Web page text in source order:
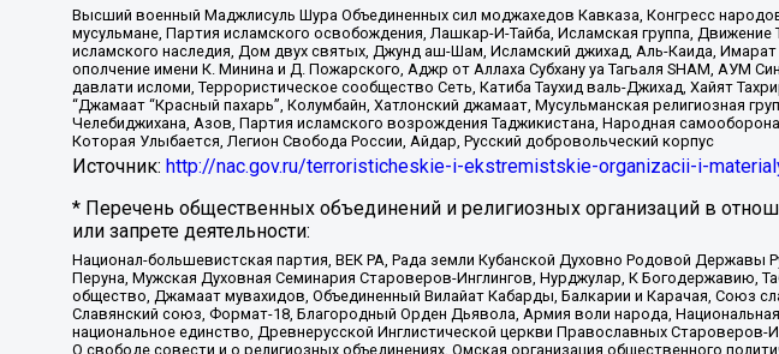
Высший военный Маджлисуль Шура Объединенных сил моджахедов Кавказа, Конгресс
мусульмане, Партия исламского освобождения, Лашкар-И-Тайба, Исламская группа,
исламского наследия, Дом двух святых, Джунд аш-Шам, Исламский джихад, Аль-Каида,
ополчение имени К. Минина и Д. Пожарского, Аджр от Аллаха Субхану уа Тагьаля SHAM, АУМ
давлати исломи, Террористическое сообщество Сеть, Катиба Таухид валь-Джихад, Хайят
“Джамаат “Красный пахарь”, Колумбайн, Хатлонский джамаат, Мусульманская религиозная
Челебиджихана, Азов, Партия исламского возрождения Таджикистана, Народная
Которая Улыбается, Легион Свобода России, Айдар, Русский добровольческий корпус
Источник: http://nac.gov.ru/terroristicheskie-i-ekstremistskie-organizacii-i-
* Перечень общественных объединений и религиозных организаций в
или запрете деятельности:
Национал-большевистская партия, ВЕК РА, Рада земли Кубанской Духовно Родовой
Перуна, Мужская Духовная Семинария Староверов-Инглингов, Нурджулар, К Богодержавию,
общество, Джамаат мувахидов, Объединенный Вилайат Кабарды, Балкарии и Карачая, Союз
Славянский союз, Формат-18, Благородный Орден Дьявола, Армия воли народа,
национальное единство, Древнерусской Инглистической церкви Православных
О свободе совести и о религиозных объединениях, Омская организация общественного